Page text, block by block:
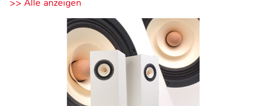
>> Alle anzeigen